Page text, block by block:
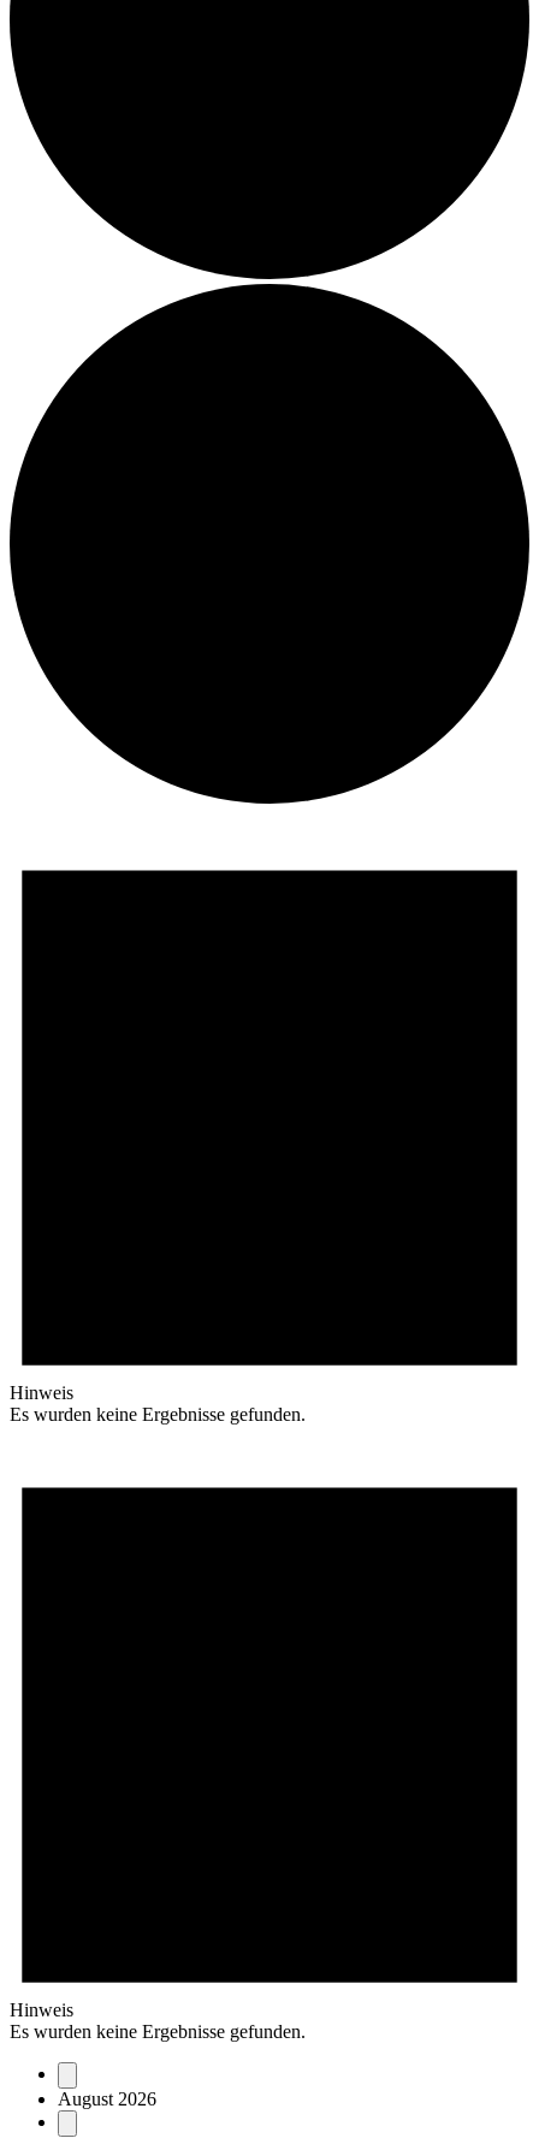
Hinweis
Es wurden keine Ergebnisse gefunden.
Hinweis
Es wurden keine Ergebnisse gefunden.
August 2026